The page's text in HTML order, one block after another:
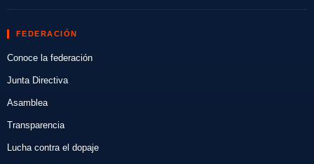
FEDERACIÓN
Conoce la federación
Junta Directiva
Asamblea
Transparencia
Lucha contra el dopaje